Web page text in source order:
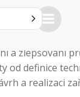
role v
a zlepšování
od definice
a realizaci